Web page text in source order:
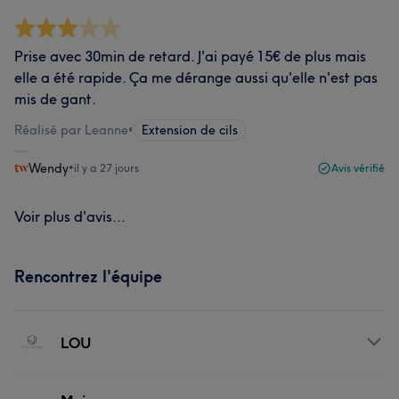
Prise avec 30min de retard. J'ai payé 15€ de plus mais
elle a été rapide. Ça me dérange aussi qu'elle n'est pas
mis de gant.
Réalisé par Leanne• Extension de cils
Wendy•il y a 27 jours Avis vérifié
Voir plus d'avis...
Rencontrez l'équipe
LOU